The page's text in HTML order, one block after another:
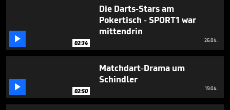
 02:34
Die Darts-Stars am
Pokertisch - SPORT1 war
mittendrin
26.04.
 02:50
Matchdart-Drama um
Schindler
19.04.